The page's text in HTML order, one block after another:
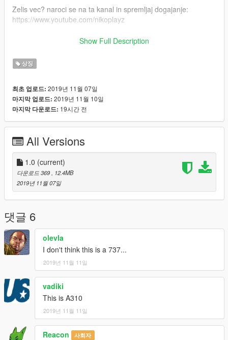
Zelis vec? naroci se na ta kanal in spremljaj dogajanje:
https://www.youtube.com/nikoplayz
Spremljaj dogajanje na Facebooku!
ENG
Thanks for downloading my mod!
------------------------------------------
/ Update / x64 / dlcpacks / Patchday20ng / dlc.rpf / levels / gtav
/ vehicles / vehicles.rpf
2.) DONE!
------------------------------------------
Created by Nikoplayz a.k.a. Wyruis
Check youtube channel: https://www.youtube.com/nikoplayz
Show Full Description
상징
최초 업로드: 2019년 11월 07일
마지막 업로드: 2019년 11월 10일
마지막 다운로드: 19시간 전
All Versions
1.0 (current)
다운로드 369
, 12.4MB
2019년 11월 07일
댓글 6
olevla
I don't think this is a 737...
2019년 11월 11일
vadiki
This is A310
2019년 11월 11일
Reacon 사회자